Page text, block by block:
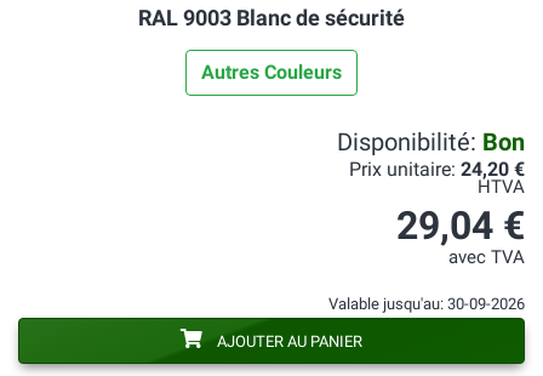
RAL 9003 Blanc de sécurité
Autres Couleurs
Disponibilité: Bon
Prix unitaire: 24,20 €
HTVA
29,04 €
avec TVA
Valable jusqu'au: 30-09-2026
AJOUTER AU PANIER